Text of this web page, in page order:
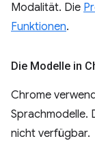
Modalität. Die
Funktionen.
Die Modelle in
Chrome
Sprachmodelle.
nicht verfügbar.